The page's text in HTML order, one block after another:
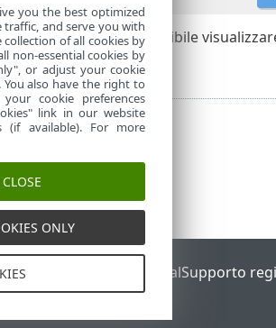
InAttivitàè possibile
creata.
ESET ESET Status PortalSupporto
riservati.
you the best optimized
traffic, and serve you with
collection of all cookies by
non-essential cookies by
or adjust your cookie
also have the right to
cookie preferences
link in our website
available). For more
ONLY